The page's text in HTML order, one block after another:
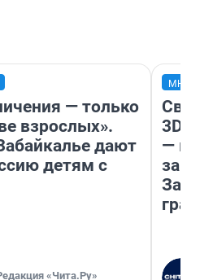
— только
взрослых».
дают
детям с
«Чита.Ру»
— как